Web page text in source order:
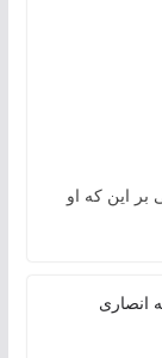
بر این که او
انصاری